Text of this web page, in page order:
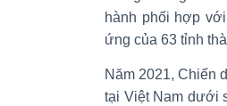
hành phối hợp
ứng của 63 tỉnh
Năm 2021, Chiến
tại Việt Nam dưới